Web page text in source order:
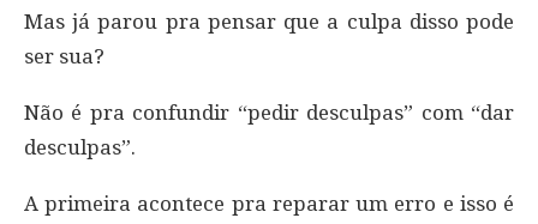
Mas já parou pra pensar que a culpa disso pode
ser sua?
Não é pra confundir “pedir desculpas” com “dar
desculpas”.
A primeira acontece pra reparar um erro e isso é